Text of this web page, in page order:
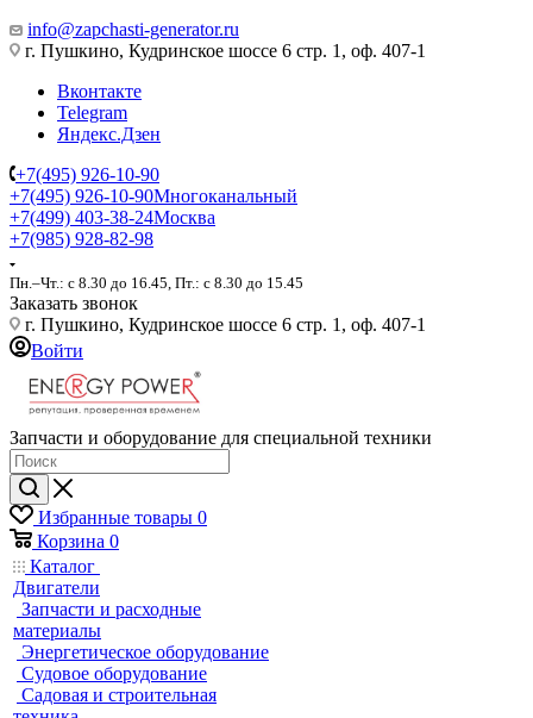
info@zapchasti-generator.ru
г. Пушкино, Кудринское шоссе 6 стр. 1, оф. 407-1
Вконтакте
Telegram
Яндекс.Дзен
+7(495) 926-10-90
+7(495) 926-10-90Многоканальный
+7(499) 403-38-24Москва
+7(985) 928-82-98
Пн.–Чт.: с 8.30 до 16.45, Пт.: с 8.30 до 15.45
Заказать звонок
г. Пушкино, Кудринское шоссе 6 стр. 1, оф. 407-1
Войти
Запчасти и оборудование для специальной техники
Избранные товары 0
Корзина 0
Каталог
Двигатели
Запчасти и расходные
материалы
Энергетическое оборудование
Судовое оборудование
Садовая и строительная